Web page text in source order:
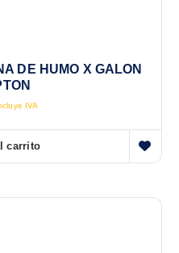
DE HUMO X GALON
IVA
carrito